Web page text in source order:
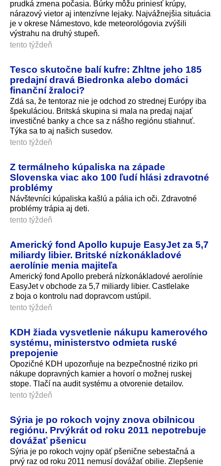
prudká zmena počasia. Búrky môžu priniesť krúpy,
nárazový vietor aj intenzívne lejaky. Najvážnejšia situácia
je v okrese Námestovo, kde meteorológovia zvýšili
výstrahu na druhý stupeň.
tento týždeň
Tesco skutočne balí kufre: Zhltne jeho 185
predajní dravá Biedronka alebo domáci
finanční žraloci?
Zdá sa, že tentoraz nie je odchod zo strednej Európy iba
špekuláciou. Britská skupina si mala na predaj najať
investičné banky a chce sa z nášho regiónu stiahnuť.
Týka sa to aj našich susedov.
tento týždeň
Z termálneho kúpaliska na západe
Slovenska viac ako 100 ľudí hlási zdravotné
problémy
Návštevníci kúpaliska kašlú a pália ich oči. Zdravotné
problémy trápia aj deti.
tento týždeň
Americký fond Apollo kupuje EasyJet za 5,7
miliardy libier. Britské nízkonákladové
aerolínie menia majiteľa
Americký fond Apollo preberá nízkonákladové aerolínie
EasyJet v obchode za 5,7 miliardy libier. Castlelake
z boja o kontrolu nad dopravcom ustúpil.
tento týždeň
KDH žiada vysvetlenie nákupu kamerového
systému, ministerstvo odmieta ruské
prepojenie
Opozičné KDH upozorňuje na bezpečnostné riziko pri
nákupe dopravných kamier a hovorí o možnej ruskej
stope. Tlačí na audit systému a otvorenie detailov.
tento týždeň
Sýria je po rokoch vojny znova obilnicou
regiónu. Prvýkrát od roku 2011 nepotrebuje
dovážať pšenicu
Sýria je po rokoch vojny opäť pšenične sebestačná a
prvý raz od roku 2011 nemusí dovážať obilie. Zlepšenie